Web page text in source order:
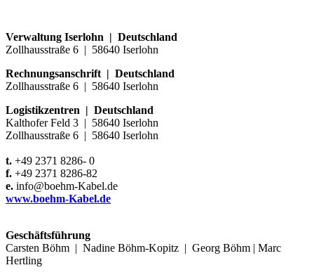
Verwaltung Iserlohn | Deutschland
Zollhausstraße 6 | 58640 Iserlohn
Rechnungsanschrift | Deutschland
Zollhausstraße 6 | 58640 Iserlohn
Logistikzentren | Deutschland
Kalthofer Feld 3 | 58640 Iserlohn
Zollhausstraße 6 | 58640 Iserlohn
t. +49 2371 8286- 0
f. +49 2371 8286-82
e. info@boehm-Kabel.de
www.boehm-Kabel.de
Geschäftsführung
Carsten Böhm | Nadine Böhm-Kopitz | Georg Böhm | Marc
Hertling